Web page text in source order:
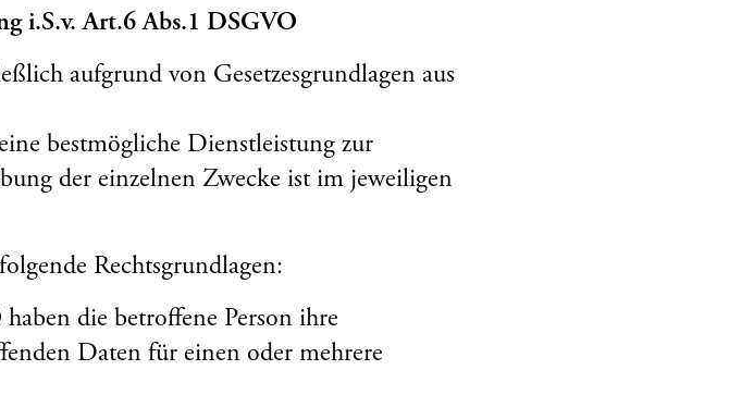
i.S.v. Art.6 Abs.1 DSGVO
aufgrund von Gesetzesgrundlagen aus
bestmögliche Dienstleistung zur
der einzelnen Zwecke ist im jeweiligen
Rechtsgrundlagen:
die betroffene Person ihre
Daten für einen oder mehrere